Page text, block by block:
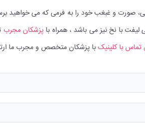
صورت و غبغب خود را به فرمی که می خواهید
با نخ نیز می باشد ، همراه با پزشکان مجرب
تماس با کلینیکبا پزشکان متخصص و مجرب ما